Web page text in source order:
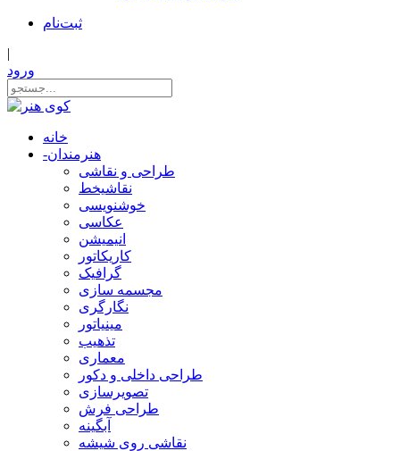
ثبت‌نام
|
ورود
خانه
-هنرمندان
طراحی و نقاشی
نقاشیخط
خوشنویسی
عکاسی
انیمیشن
کاریکاتور
گرافیک
مجسمه سازی
نگارگری
مینیاتور
تذهیب
معماری
طراحی داخلی و دکور
تصویرسازی
طراحی فرش
آبگینه
نقاشی روی شیشه